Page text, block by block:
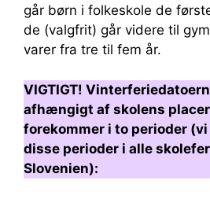
går børn i folkeskole de
de (valgfrit) går videre til
varer fra tre til fem år.
VIGTIGT!
afhængigt af skolens
forekommer i to perioder
disse perioder i alle
Slovenien):